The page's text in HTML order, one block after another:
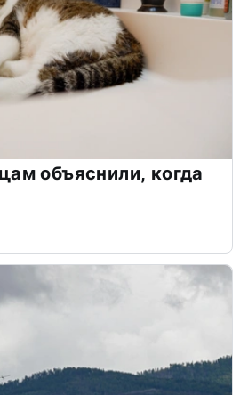
объяснили, когда